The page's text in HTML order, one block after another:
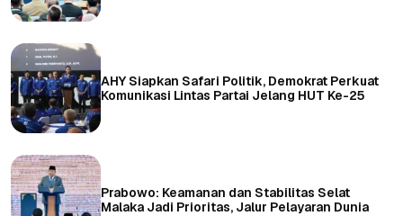
AHY Siapkan Safari Politik, Demokrat Perkuat
Komunikasi Lintas Partai Jelang HUT Ke-25
Prabowo: Keamanan dan Stabilitas Selat
Malaka Jadi Prioritas, Jalur Pelayaran Dunia